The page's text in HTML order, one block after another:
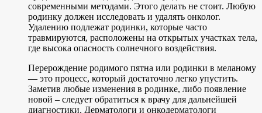
современными методами. Этого делать не стоит. Любую
родинку должен исследовать и удалять онколог.
Удалению подлежат родинки, которые часто
травмируются, расположены на открытых участках тела,
где высока опасность солнечного воздействия.
Перерождение родимого пятна или родинки в меланому
— это процесс, который достаточно легко упустить.
Заметив любые изменения в родинке, либо появление
новой – следует обратиться к врачу для дальнейшей
диагностики. Дерматологи и онкодерматологи